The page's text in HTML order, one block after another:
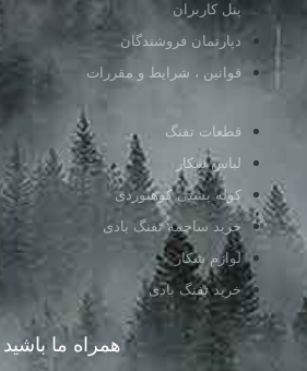
پنل کاربران
دپارتمان فروشندگان
قوانین ، شرایط و مقررات
قطعات تفنگ
لباس شکار
کوله پشتی کوهنوردی
خرید ساچمه تفنگ بادی
لوازم شکار
خرید تفنگ بادی
همراه ما باشید